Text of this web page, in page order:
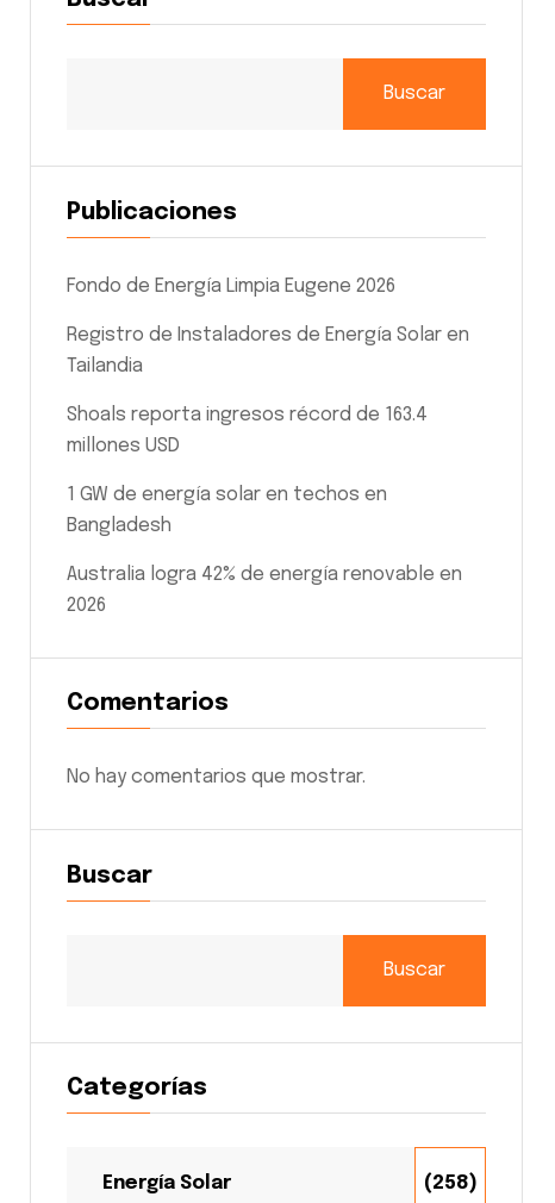
Buscar
Publicaciones
Fondo de Energía Limpia Eugene 2026
Registro de Instaladores de Energía Solar en
Tailandia
Shoals reporta ingresos récord de 163.4
millones USD
1 GW de energía solar en techos en
Bangladesh
Australia logra 42% de energía renovable en
2026
Comentarios
No hay comentarios que mostrar.
Buscar
Buscar
Categorías
Energía Solar (258)